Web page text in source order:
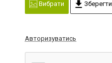
Вибрати
Зберегти
Авторизуватись